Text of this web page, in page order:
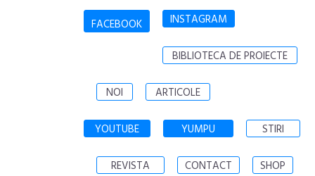
FACEBOOK INSTAGRAM
BIBLIOTECA DE PROIECTE
NOI ARTICOLE
YOUTUBE YUMPU STIRI
REVISTA CONTACT SHOP